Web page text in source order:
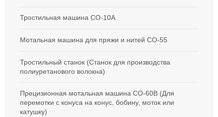
Тростильная машина CO-10A
Мотальная машина для пряжи и нитей CO-55
Тростильный станок (Станок для производства
полиуретанового волокна)
Прецизионная мотальная машина CO-60B (Для
перемотки с конуса на конус, бобину, моток или
катушку)